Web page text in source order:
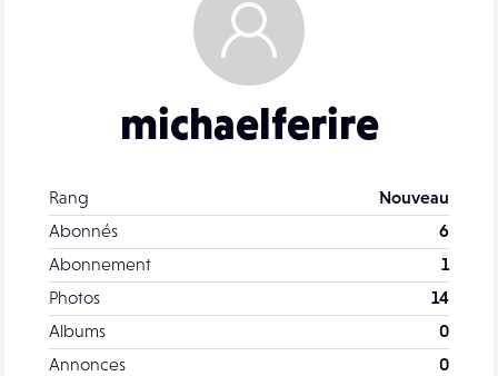
michaelferire
Rang
Nouveau
Abonnés
6
Abonnement
1
Photos
14
Albums
0
Annonces
0